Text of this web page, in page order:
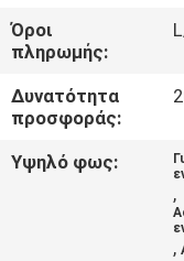
ΕΙΔΉΣΕΙΣ
ΖΗΤΉΣΤΕ
ΈΝΑ
ΑΠΌΣΠΑΣΜΑ
Όροι
πληρωμής:
Δυνατότητα
προσφοράς:
Υψηλό φως:
,
,